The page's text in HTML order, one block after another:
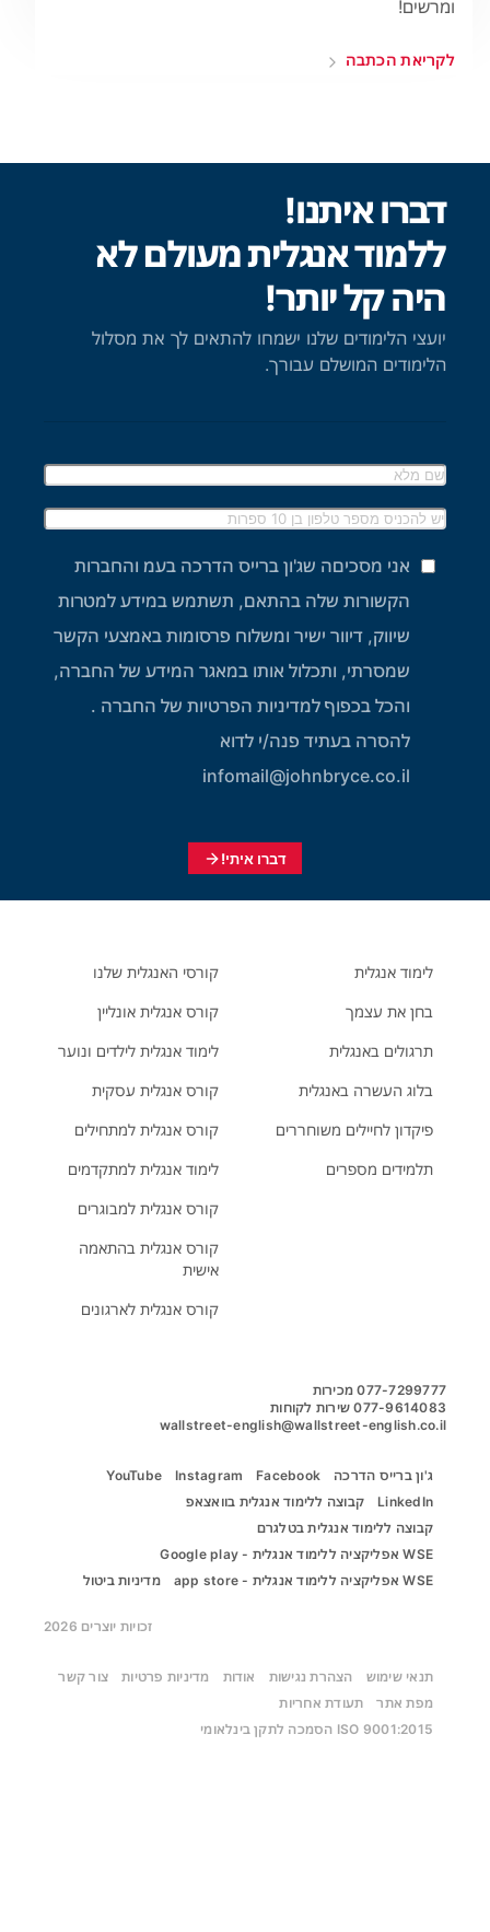
ומרשים!
לקריאת הכתבה
דברו איתנו!
ללמוד אנגלית מעולם לא
היה קל יותר!
יועצי הלימודים שלנו ישמחו להתאים לך את מסלול
הלימודים המושלם עבורך.
אני מסכיםה שג'ון ברייס הדרכה בעמ והחברות
הקשורות שלה בהתאם, תשתמש במידע למטרות
שיווק, דיוור ישיר ומשלוח פרסומות באמצעי הקשר
שמסרתי, ותכלול אותו במאגר המידע של החברה,
והכל בכפוף למדיניות הפרטיות של החברה .
להסרה בעתיד פנה/י לדוא
infomail@johnbryce.co.il
דברו איתי!
לימוד אנגלית
בחן את עצמך
תרגולים באנגלית
בלוג העשרה באנגלית
פיקדון לחיילים משוחררים
תלמידים מספרים
קורסי האנגלית שלנו
קורס אנגלית אונליין
לימוד אנגלית לילדים ונוער
קורס אנגלית עסקית
קורס אנגלית למתחילים
לימוד אנגלית למתקדמים
קורס אנגלית למבוגרים
קורס אנגלית בהתאמה
אישית
קורס אנגלית לארגונים
077-7299777 מכירות
077-9614083 שירות לקוחות
wallstreet-english@wallstreet-english.co.il
ג'ון ברייס הדרכה Facebook
Instagram
YouTube
LinkedIn
קבוצה ללימוד אנגלית בוואצאפ
קבוצה ללימוד אנגלית בטלגרם
WSE אפליקציה ללימוד אנגלית - Google play
WSE אפליקציה ללימוד אנגלית - app store
מדיניות ביטול
זכויות יוצרים 2026
תנאי שימוש הצהרת נגישות אודות מדיניות פרטיות
צור קשר
מפת אתר
תעודת אחריות
ISO 9001:2015 הסמכה לתקן בינלאומי